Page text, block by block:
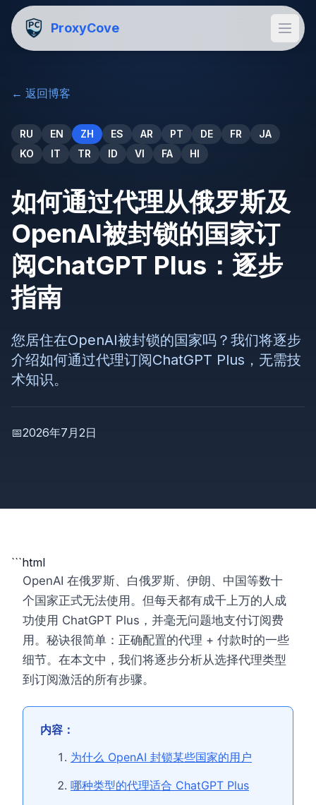
ProxyCove
← 返回博客
RU EN ZH ES AR PT DE FR
JA
KO
IT TR ID VI FA HI
如何通过代理从俄罗斯及
OpenAI被封锁的国家订
阅ChatGPT Plus：逐步
指南
您居住在OpenAI被封锁的国家吗？我们将逐步
介绍如何通过代理订阅ChatGPT Plus，无需技
术知识。
📅2026年7月2日
```html
OpenAI 在俄罗斯、白俄罗斯、伊朗、中国等数十
个国家正式无法使用。但每天都有成千上万的人成
功使用 ChatGPT Plus，并毫无问题地支付订阅费
用。秘诀很简单：正确配置的代理 + 付款时的一些
细节。在本文中，我们将逐步分析从选择代理类型
到订阅激活的所有步骤。
内容：
为什么 OpenAI 封锁某些国家的用户
哪种类型的代理适合 ChatGPT Plus